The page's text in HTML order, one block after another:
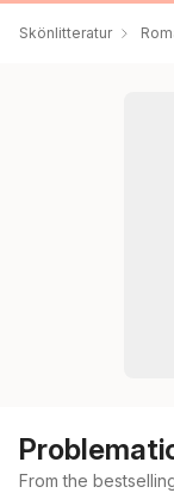
Skönlitteratur
From the